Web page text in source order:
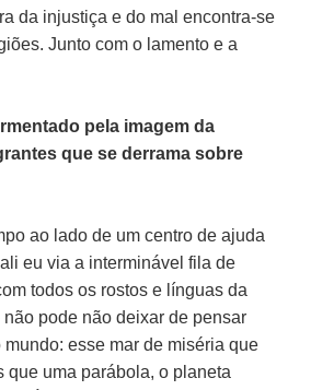
da injustiça e do mal encontra-se
Junto com o lamento e a
pela imagem da
que se derrama sobre
ao lado de um centro de ajuda
eu via a interminável fila de
todos os rostos e línguas da
não pode não deixar de pensar
esse mar de miséria que
que uma parábola, o planeta